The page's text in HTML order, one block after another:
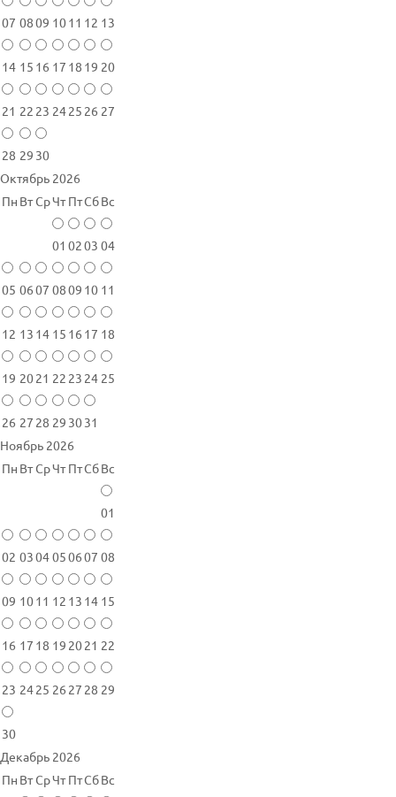
07 0809 1011 12 13
14 15 16 17 18 19 20
21 22 23 2425 26 27
28 29 30
Октябрь 2026
Пн ВтСрЧт ПтСбВс
01 0203 04
05 0607 0809 10 11
12 13 14 15 16 17 18
19 2021 22 23 24 25
26 27 28 29 3031
Ноябрь 2026
Пн ВтСрЧт ПтСбВс
01
02 0304050607 08
09 1011 12 13 14 15
16 17 18 19 2021 22
23 2425 26 27 28 29
30
Декабрь 2026
Пн ВтСрЧт ПтСбВс